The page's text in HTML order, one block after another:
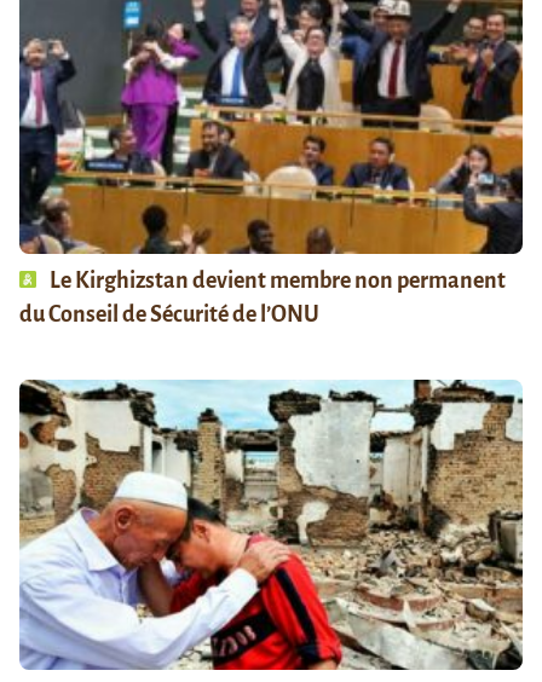
Le Kirghizstan devient membre non permanent
du Conseil de Sécurité de l’ONU